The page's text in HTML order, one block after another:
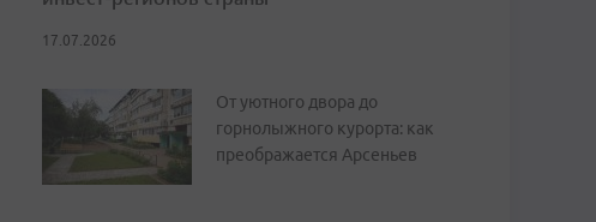
17.07.2026
От уютного двора до
горнолыжного курорта: как
преображается Арсеньев